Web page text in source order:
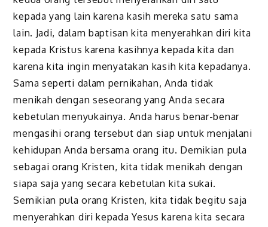
kepada yang lain karena kasih mereka satu sama
lain. Jadi, dalam baptisan kita menyerahkan diri kita
kepada Kristus karena kasihnya kepada kita dan
karena kita ingin menyatakan kasih kita kepadanya.
Sama seperti dalam pernikahan, Anda tidak
menikah dengan seseorang yang Anda secara
kebetulan menyukainya. Anda harus benar-benar
mengasihi orang tersebut dan siap untuk menjalani
kehidupan Anda bersama orang itu. Demikian pula
sebagai orang Kristen, kita tidak menikah dengan
siapa saja yang secara kebetulan kita sukai.
Semikian pula orang Kristen, kita tidak begitu saja
menyerahkan diri kepada Yesus karena kita secara